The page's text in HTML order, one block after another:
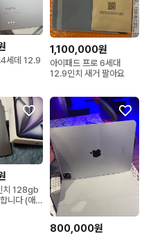
4세데 12.9
1,100,000원
아이패드 프로 6세대
12.9인치 새거 팔아요
치 128gb
800,000원